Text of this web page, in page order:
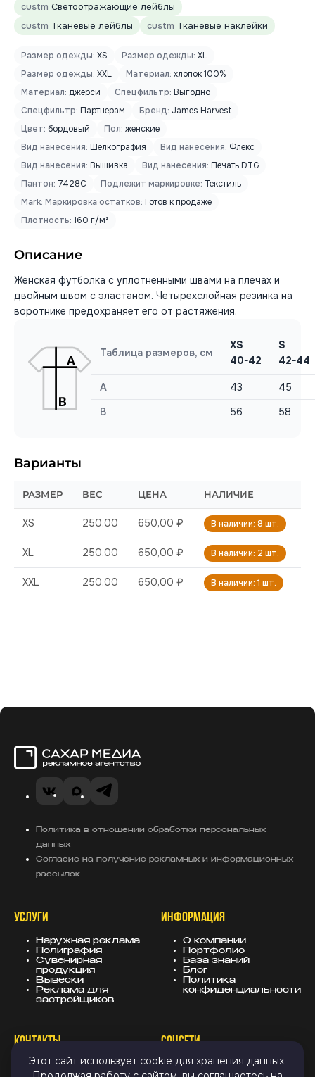
custm Светоотражающие лейблы
custm Тканевые лейблы custm Тканевые наклейки
Размер одежды: XS Размер одежды: XL
Размер одежды: XXL Материал: хлопок 100%
Материал: джерси Спецфильтр: Выгодно
Спецфильтр: Партнерам Бренд: James Harvest
Цвет: бордовый Пол: женские
Вид нанесения: Шелкография Вид нанесения: Флекс
Вид нанесения: Вышивка Вид нанесения: Печать DTG
Пантон: 7428C Подлежит маркировке: Текстиль
Mark: Маркировка остатков: Готов к продаже
Плотность: 160 г/м²
Описание
Женская футболка с уплотненными швами на плечах и
двойным швом с эластаном. Четырехслойная резинка на
воротнике предохраняет его от растяжения.
Таблица размеров, см
XS
40-42
S
42-44
A 43
45
B
56 58
Варианты
РАЗМЕР ВЕС ЦЕНА НАЛИЧИЕ
XS 250.00 650,00 ₽ В наличии: 8 шт.
XL 250.00 650,00 ₽ В наличии: 2 шт.
XXL 250.00 650,00 ₽ В наличии: 1 шт.
VK MAXTelegram
Политика в отношении обработки персональных
данных
Согласие на получение рекламных и информационных
рассылок
УСЛУГИ
Наружная реклама
Полиграфия
Сувенирная
продукция
Вывески
Реклама для
застройщиков
ИНФОРМАЦИЯ
О компании
Портфолио
База знаний
Блог
Политика
конфиденциальности
КОНТАКТЫ
8 (343) 247-25-10
info@sugarmedia.ru
СОЦСЕТИ
MAX
VK
Этот сайт использует cookie для хранения данных.